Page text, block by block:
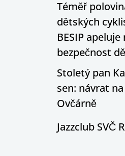
Téměř
dětských
BESIP
bezpečnost
Stoletý pan
sen: návrat
Ovčárně
Jazzclub SVČ